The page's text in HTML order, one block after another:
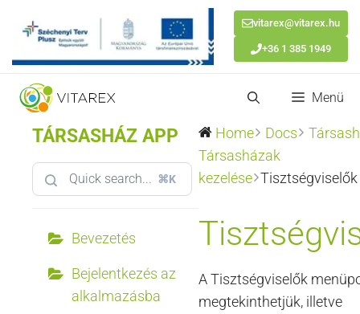
vitarex@vitarex.hu
+36 1 385 1949
Kilépés
tartalomba
Menü
TÁRSASHÁZ APP
⌘K
Bevezetés
Bejelentkezés az
alkalmazásba
Home Docs
Társasházak
kezelése Tisztségviselők
A Tisztségviselők
megtekinthetjük, illetve